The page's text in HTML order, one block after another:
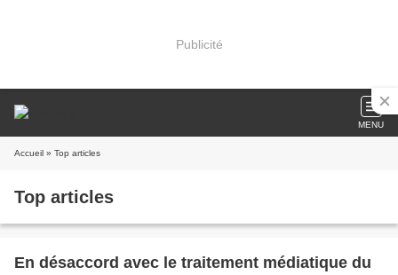
Publicité
MENU
Accueil » Top articles
Top articles
En désaccord avec le traitement médiatique du